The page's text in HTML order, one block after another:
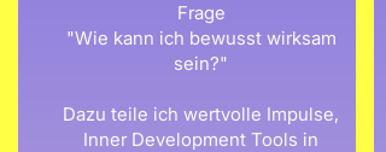
Frage
"Wie kann ich bewusst wirksam
sein?"
Dazu teile ich wertvolle Impulse,
Inner Development Tools in